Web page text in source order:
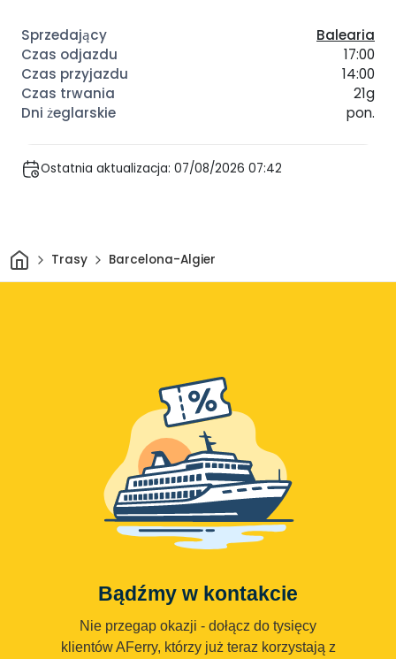
Balearia
17:00
14:00
21g
pon.
Ostatnia aktualizacja: 07/08/2026 07:42
DomTrasy Barcelona-Algier
Bądźmy w kontakcie
Nie przegap okazji - dołącz do tysięcy
klientów AFerry, którzy już teraz korzystają z